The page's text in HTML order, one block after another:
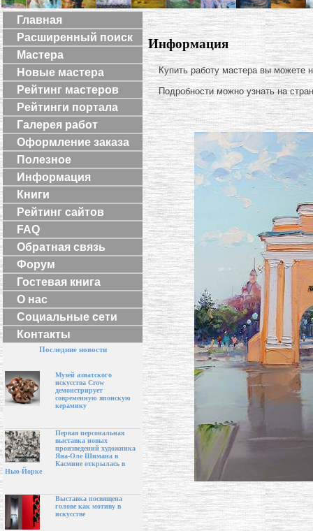
Главная
Расширенный поиск
Мастера
Новые мастера
Рейтинг мастеров
Рейтинги портала
Галерея работ
Оформление заказа
Полезное
Информация
Книги
Рейтинг сайтов
FAQ
Обратная связь
Форум
Гостевая книга
О нас
Социальные сети
Контакты
Последние новости
Музей азиатского
искусства Crow
демонстрирует
современную японскую
керамику
Первая персональная
выставка новых
произведений художника
Яна-Оле Шимана в
Касмине открылась в
Нью-Йорке
Выставка посвящена
голове как мотиву в
искусстве
Информация
Купить работу мастера вы можете
Подробности можно узнать на